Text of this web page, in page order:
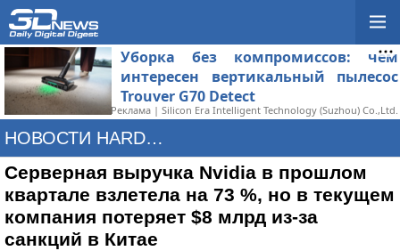
Уборка без компромиссов: чем
интересен вертикальный пылесос
Trouver G70 Detect
Реклама | Silicon Era Intelligent Technology (Suzhou) Co.,Ltd.
НОВОСТИ HARDWARE
Серверная выручка Nvidia в прошлом
квартале взлетела на 73 %, но в текущем
компания потеряет $8 млрд из-за
санкций в Китае